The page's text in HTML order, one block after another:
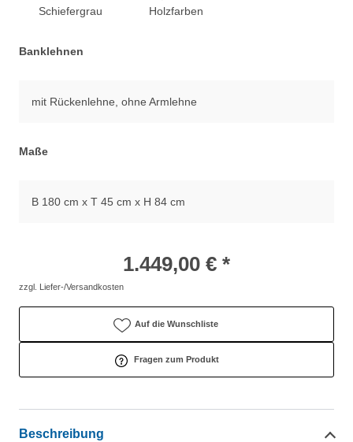
Schiefergrau Holzfarben
Banklehnen
mit Rückenlehne, ohne Armlehne
Maße
B 180 cm x T 45 cm x H 84 cm
1.449,00 € *
zzgl. Liefer-/Versandkosten
Auf die Wunschliste
Fragen zum Produkt
Beschreibung